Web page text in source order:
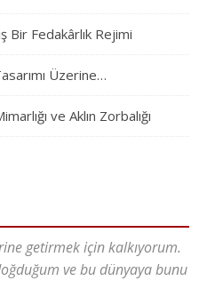
Bir Fedakârlık Rejimi
Üzerine…
ve Aklın Zorbalığı
getirmek için kalkıyorum.
ve bu dünyaya bunu